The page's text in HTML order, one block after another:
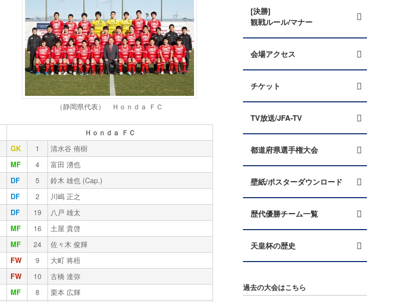
（静岡県代表） Ｈｏｎｄａ ＦＣ
Ｈｏｎｄａ ＦＣ
GK 1
清水谷 侑樹
MF 4
富田 湧也
DF 5
鈴木 雄也 (Cap.)
DF 2
川嶋 正之
DF 19
八戸 雄太
MF 16
土屋 貴啓
MF 24
佐々木 俊輝
FW 9
大町 将梧
FW 10
古橋 達弥
MF 8
栗本 広輝
[決勝]
観戦ルール/マナー
会場アクセス
チケット
TV放送/JFA-TV
都道府県選手権大会
壁紙/ポスターダウンロード
歴代優勝チーム一覧
天皇杯の歴史
過去の大会はこちら